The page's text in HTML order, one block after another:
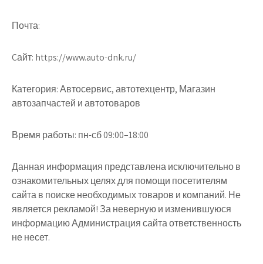
Почта:
Cайт: https://www.auto-dnk.ru/
Категория:Автосервис, автотехцентр, Магазин
автозапчастей и автотоваров
Время работы: пн-сб 09:00–18:00
Данная информация представлена исключительно в
ознакомительных целях для помощи посетителям
сайта в поиске необходимых товаров и компаний. Не
является рекламой! За неверную и изменившуюся
информацию Администрация сайта ответственность
не несет.